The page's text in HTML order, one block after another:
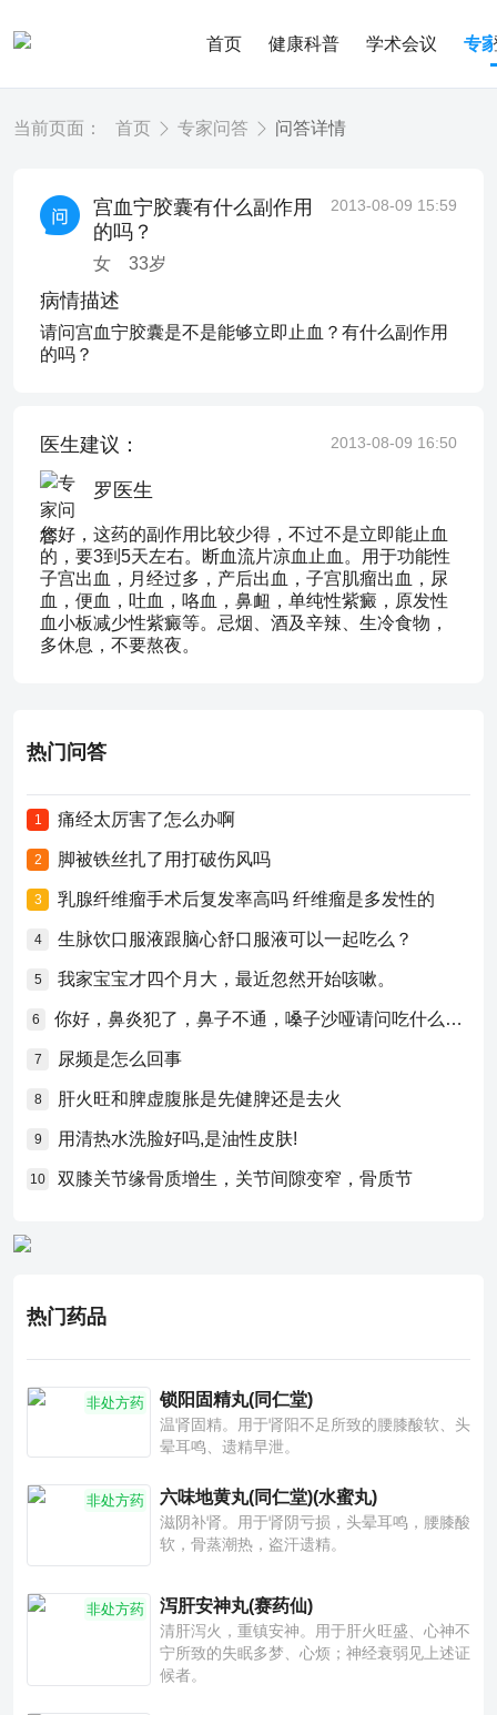
首页 健康科普 学术会议 专
当前页面： 首页 专家问答 问答详情
宫血宁胶囊有什么副作用
的吗？
女 33岁
2013-08-09 15:59
病情描述
请问宫血宁胶囊是不是能够立即止血？有什么副作用
的吗？
医生建议： 2013-08-09 16:50
罗医生
您好，这药的副作用比较少得，不过不是立即能止血
的，要3到5天左右。断血流片凉血止血。用于功能性
子宫出血，月经过多，产后出血，子宫肌瘤出血，尿
血，便血，吐血，咯血，鼻衄，单纯性紫癜，原发性
血小板减少性紫癜等。忌烟、酒及辛辣、生冷食物，
多休息，不要熬夜。
热门问答
1 痛经太厉害了怎么办啊
2 脚被铁丝扎了用打破伤风吗
3 乳腺纤维瘤手术后复发率高吗 纤维瘤是多发性的
4 生脉饮口服液跟脑心舒口服液可以一起吃么？
5 我家宝宝才四个月大，最近忽然开始咳嗽。
6 你好，鼻炎犯了，鼻子不通，嗓子沙哑请问吃什么药比较好？
7 尿频是怎么回事
8 肝火旺和脾虚腹胀是先健脾还是去火
9 用清热水洗脸好吗,是油性皮肤!
10 双膝关节缘骨质增生，关节间隙变窄，骨质节
热门药品
非处方药 锁阳固精丸(同仁堂)
温肾固精。用于肾阳不足所致的腰膝酸软、头
晕耳鸣、遗精早泄。
非处方药 六味地黄丸(同仁堂)(水蜜丸)
滋阴补肾。用于肾阴亏损，头晕耳鸣，腰膝酸
软，骨蒸潮热，盗汗遗精。
非处方药 泻肝安神丸(赛药仙)
清肝泻火，重镇安神。用于肝火旺盛、心神不
宁所致的失眠多梦、心烦；神经衰弱见上述证
候者。